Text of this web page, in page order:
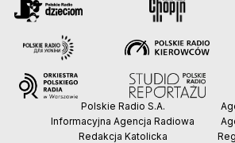
Polskie Radio S.A.
Informacyjna Agencja Radiowa
Redakcja Katolicka